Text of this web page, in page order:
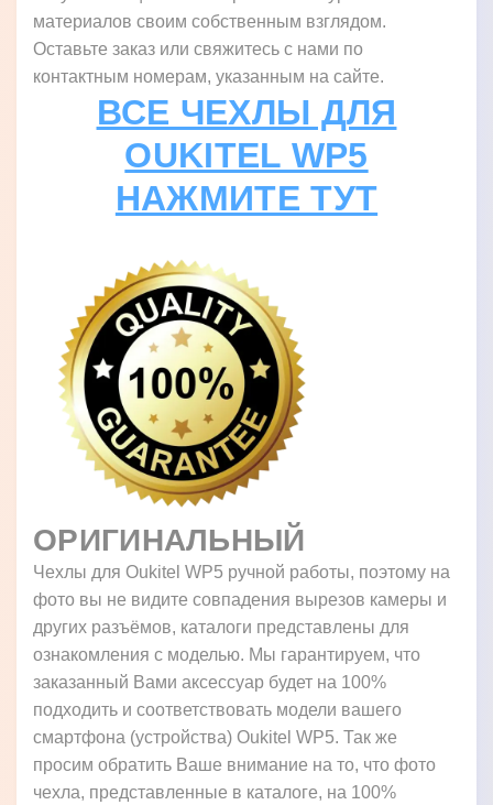
материалов своим собственным взглядом.
Оставьте заказ или свяжитесь с нами по
контактным номерам, указанным на сайте.
ВСЕ ЧЕХЛЫ ДЛЯ
OUKITEL WP5
НАЖМИТЕ ТУТ
ОРИГИНАЛЬНЫЙ
Чехлы для Oukitel WP5 ручной работы, поэтому на
фото вы не видите совпадения вырезов камеры и
других разъёмов, каталоги представлены для
ознакомления с моделью. Мы гарантируем, что
заказанный Вами аксессуар будет на 100%
подходить и соответствовать модели вашего
смартфона (устройства) Oukitel WP5. Так же
просим обратить Ваше внимание на то, что фото
чехла, представленные в каталоге, на 100%